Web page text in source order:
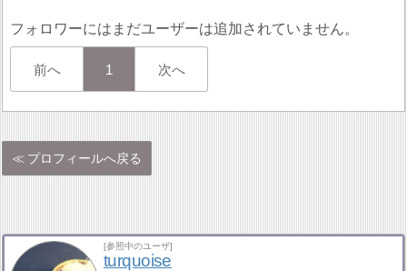
フォロワーにはまだユーザーは追加されていません。
前へ 1 次へ
プロフィールへ戻る
[参照中のユーザ]
turquoise